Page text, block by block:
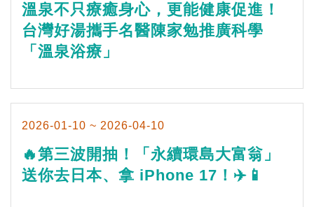
溫泉不只療癒身心，更能健康促進！
台灣好湯攜手名醫陳家勉推廣科學
「溫泉浴療」
2026-01-10 ~ 2026-04-10
🔥第三波開抽！「永續環島大富翁」
送你去日本、拿 iPhone 17！✈️📱